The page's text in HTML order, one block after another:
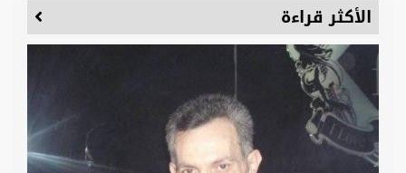
الأكثر قراءة